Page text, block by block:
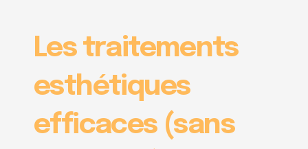
Les traitements
esthétiques
efficaces (sans